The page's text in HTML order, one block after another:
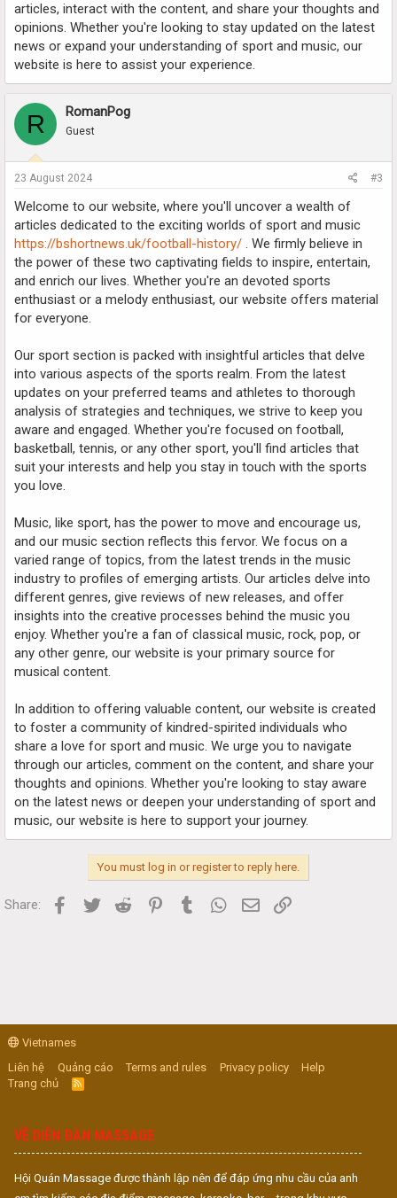
articles, interact with the content, and share your thoughts and
opinions. Whether you're looking to stay updated on the latest
news or expand your understanding of sport and music, our
website is here to assist your experience.
R RomanPog
Guest
23 August 2024 #3
Welcome to our website, where you'll uncover a wealth of
articles dedicated to the exciting worlds of sport and music
https://bshortnews.uk/football-history/ . We firmly believe in
the power of these two captivating fields to inspire, entertain,
and enrich our lives. Whether you're an devoted sports
enthusiast or a melody enthusiast, our website offers material
for everyone.
Our sport section is packed with insightful articles that delve
into various aspects of the sports realm. From the latest
updates on your preferred teams and athletes to thorough
analysis of strategies and techniques, we strive to keep you
aware and engaged. Whether you're focused on football,
basketball, tennis, or any other sport, you'll find articles that
suit your interests and help you stay in touch with the sports
you love.
Music, like sport, has the power to move and encourage us,
and our music section reflects this fervor. We focus on a
varied range of topics, from the latest trends in the music
industry to profiles of emerging artists. Our articles delve into
different genres, give reviews of new releases, and offer
insights into the creative processes behind the music you
enjoy. Whether you're a fan of classical music, rock, pop, or
any other genre, our website is your primary source for
musical content.
In addition to offering valuable content, our website is created
to foster a community of kindred-spirited individuals who
share a love for sport and music. We urge you to navigate
through our articles, comment on the content, and share your
thoughts and opinions. Whether you're looking to stay aware
on the latest news or deepen your understanding of sport and
music, our website is here to support your journey.
You must log in or register to reply here.
Share: Facebook
Twitter Reddit PinterestTumblr WhatsApp
Email
Vietnames
Liên hệ
Quảng cáo Terms and rules Privacy policy
Help
Trang chủ
R
S
VỀ DIỄN ĐÀN MASSAGE
Hội Quán Massage được thành lập nên để đáp ứng nhu cầu của anh